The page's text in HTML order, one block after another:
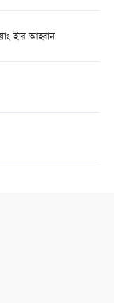
ই'র আহ্বান